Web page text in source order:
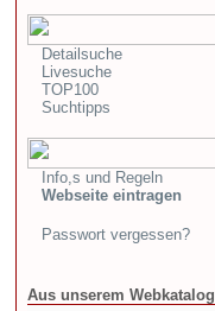
Detailsuche
Livesuche
TOP100
Suchtipps
Info,s und Regeln
Webseite eintragen
Passwort vergessen?
Aus unserem Webkatalog